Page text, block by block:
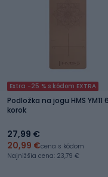
Extra -25 % s kódom EXTRA
Podložka na jogu HMS YM11
korok
27,99 €
20,99 €cena s kódom
Najnižšia cena: 23,79 €